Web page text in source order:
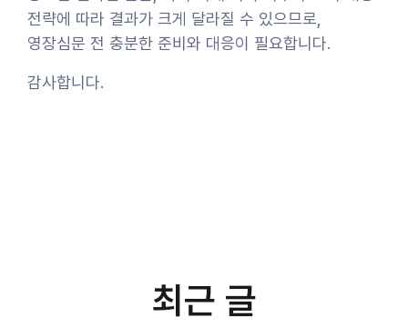
전략에 따라 결과가 크게 달라질 수 있으므로,
영장심문 전 충분한 준비와 대응이 필요합니다.
감사합니다.
최근 글